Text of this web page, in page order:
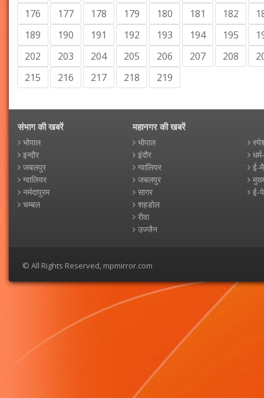
176
177 178 179 180 181 182
189
190 191 192 193 194 195
202
203 204 205 206 207 208
215
216 217 218 219
संभाग की खबरें
भोपाल
इन्दौर
जबलपुर
ग्वालियर
नर्मदापुरम
चम्बल
महानगर की खबरें
भोपाल
इंदौर
ग्वालियर
जबलपुर
सागर
शहडोल
रीवा
उज्जैन
ई-
ई-
© All Rights Reserved, mpmirror.com